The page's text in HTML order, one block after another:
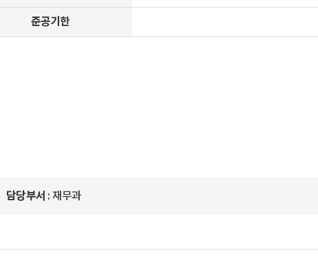
준공기한
담당부서 : 재무과